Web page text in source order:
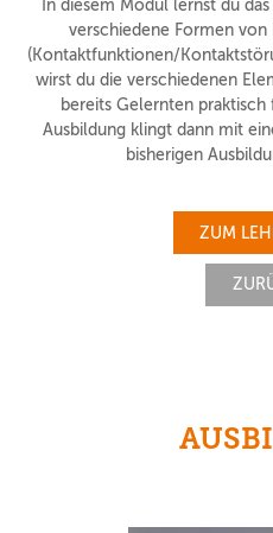
In diesem Modul lernst du
verschiedene Formen
(Kontaktfunktionen/
wirst du die verschiedenen
bereits Gelernten
Ausbildung klingt dann mit
bisherigen
ZUM